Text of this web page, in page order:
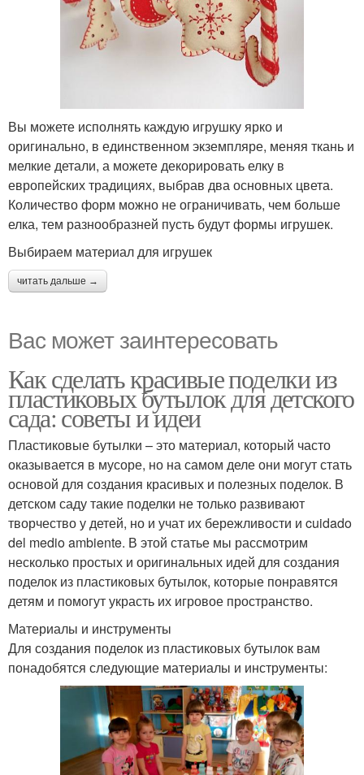
Вы можете исполнять каждую игрушку ярко и
оригинально, в единственном экземпляре, меняя ткань и
мелкие детали, а можете декорировать елку в
европейских традициях, выбрав два основных цвета.
Количество форм можно не ограничивать, чем больше
елка, тем разнообразней пусть будут формы игрушек.
Выбираем материал для игрушек
читать дальше →
Вас может заинтересовать
Как сделать красивые поделки из
пластиковых бутылок для детского
сада: советы и идеи
Пластиковые бутылки – это материал, который часто
оказывается в мусоре, но на самом деле они могут стать
основой для создания красивых и полезных поделок. В
детском саду такие поделки не только развивают
творчество у детей, но и учат их бережливости и cuidado
del medio ambiente. В этой статье мы рассмотрим
несколько простых и оригинальных идей для создания
поделок из пластиковых бутылок, которые понравятся
детям и помогут украсть их игровое пространство.
Материалы и инструменты
Для создания поделок из пластиковых бутылок вам
понадобятся следующие материалы и инструменты: